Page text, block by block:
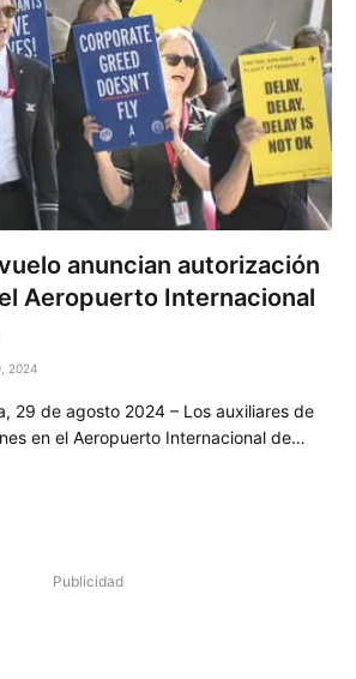
anuncian autorización
Aeropuerto Internacional
2024
29 de agosto 2024 – Los auxiliares de
en el Aeropuerto Internacional de…
Publicidad